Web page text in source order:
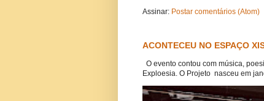
Assinar: Postar comentários (Atom)
ACONTECEU NO ESPAÇO
O evento contou com música,
Exploesia. O Projeto nasceu em